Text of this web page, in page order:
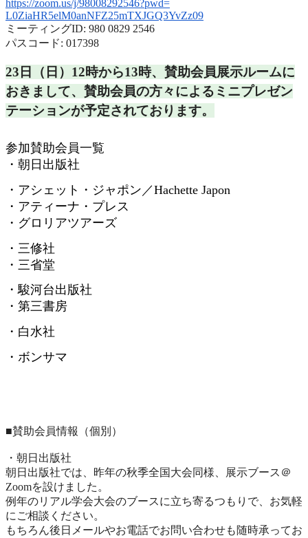
https://zoom.us/j/98008292546?pwd=
L0ZiaHR5elM0anNFZ25mTXJGQ3YvZz09
ミーティングID: 980 0829 2546
パスコード: 017398
23日（日）12時から13時、 賛助会員展示ルームに
おきまして、 賛助会員の方々によるミニプレゼン
テーションが予定されております。
参加賛助会員一覧
・朝日出版社
・アシェット・ジャポン／Hachette Japon
・アティーナ・プレス
・グロリアツアーズ
・三修社
・三省堂
・駿河台出版社
・第三書房
・白水社
・ボンサマ
■賛助会員情報（個別）
・朝日出版社
朝日出版社では、昨年の秋季全国大会同様、展示ブース＠
Zoomを設けました。
例年のリアル学会大会のブースに立ち寄るつもりで、 お気軽
にご相談ください。
もちろん後日メールやお電話でお問い合わせも随時承ってお